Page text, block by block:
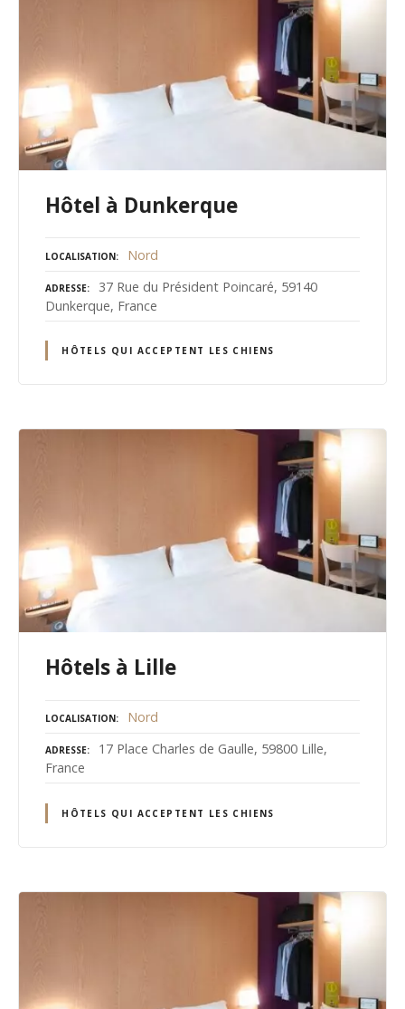
Hôtel à Dunkerque
LOCALISATION Nord
ADRESSE
37 Rue du Président Poincaré, 59140
Dunkerque, France
HÔTELS QUI ACCEPTENT LES CHIENS
Hôtels à Lille
LOCALISATION Nord
ADRESSE
17 Place Charles de Gaulle, 59800 Lille,
France
HÔTELS QUI ACCEPTENT LES CHIENS